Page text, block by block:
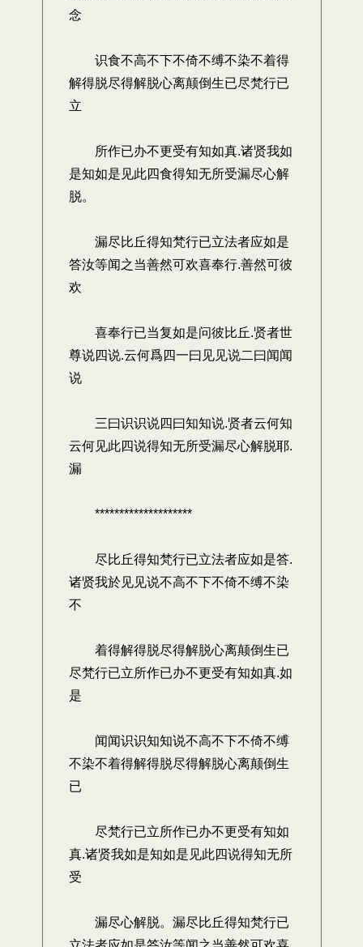
念
识食不高不下不倚不缚不染不着得
解得脱尽得解脱心离颠倒生已尽梵行已
立
所作已办不更受有知如真.诸贤我如
是知如是见此四食得知无所受漏尽心解
脱。
漏尽比丘得知梵行已立法者应如是
答汝等闻之当善然可欢喜奉行.善然可彼
欢
喜奉行已当复如是问彼比丘.贤者世
尊说四说.云何爲四一曰见见说二曰闻闻
说
三曰识识说四曰知知说.贤者云何知
云何见此四说得知无所受漏尽心解脱耶.
漏
********************
尽比丘得知梵行已立法者应如是答.
诸贤我於见见说不高不下不倚不缚不染
不
着得解得脱尽得解脱心离颠倒生已
尽梵行已立所作已办不更受有知如真.如
是
闻闻识识知知说不高不下不倚不缚
不染不着得解得脱尽得解脱心离颠倒生
已
尽梵行已立所作已办不更受有知如
真.诸贤我如是知如是见此四说得知无所
受
漏尽心解脱。漏尽比丘得知梵行已